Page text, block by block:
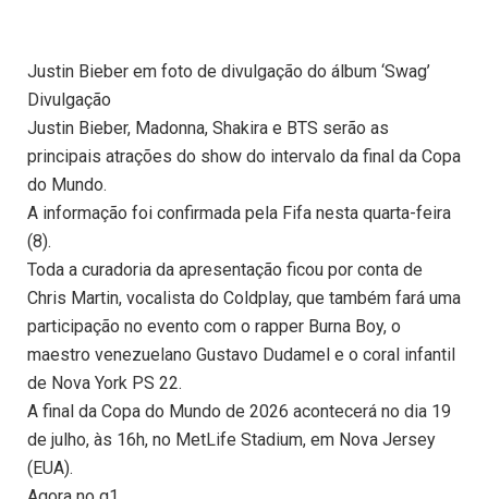
Justin Bieber em foto de divulgação do álbum ‘Swag’
Divulgação
Justin Bieber, Madonna, Shakira e BTS serão as
principais atrações do show do intervalo da final da Copa
do Mundo.
A informação foi confirmada pela Fifa nesta quarta-feira
(8).
Toda a curadoria da apresentação ficou por conta de
Chris Martin, vocalista do Coldplay, que também fará uma
participação no evento com o rapper Burna Boy, o
maestro venezuelano Gustavo Dudamel e o coral infantil
de Nova York PS 22.
A final da Copa do Mundo de 2026 acontecerá no dia 19
de julho, às 16h, no MetLife Stadium, em Nova Jersey
(EUA).